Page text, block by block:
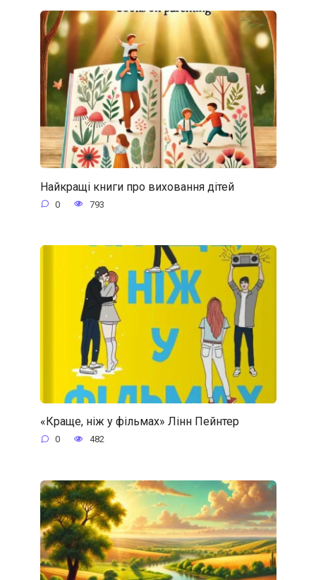
Найкращі книги про виховання дітей
0 793
«Краще, ніж у фільмах» Лінн Пейнтер
0 482